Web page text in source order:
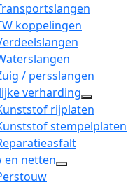
koppelingen
/ persslangen
verharding
open
dropdown
menu
rijplaten
stempelplaten
en netten